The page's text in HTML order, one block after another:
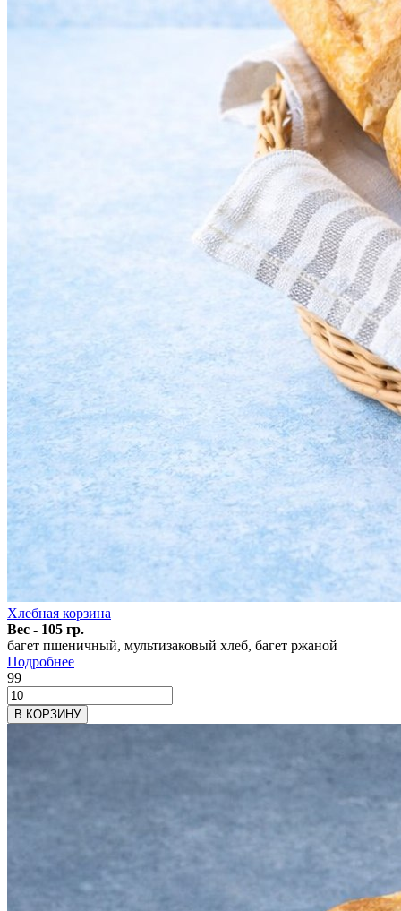
Хлебная корзина
Вес - 105 гр.
багет пшеничный, мультизаковый хлеб, багет ржаной
Подробнее
99
В КОРЗИНУ